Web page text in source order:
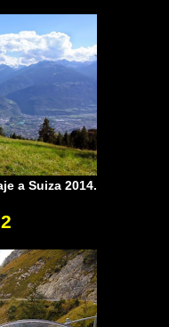
a Suiza 2014.